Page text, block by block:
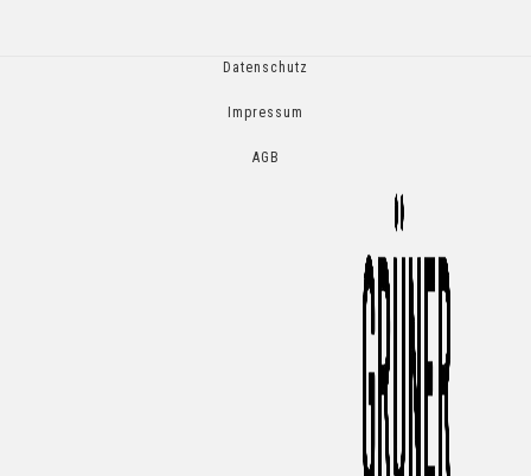
Datenschutz
Impressum
AGB